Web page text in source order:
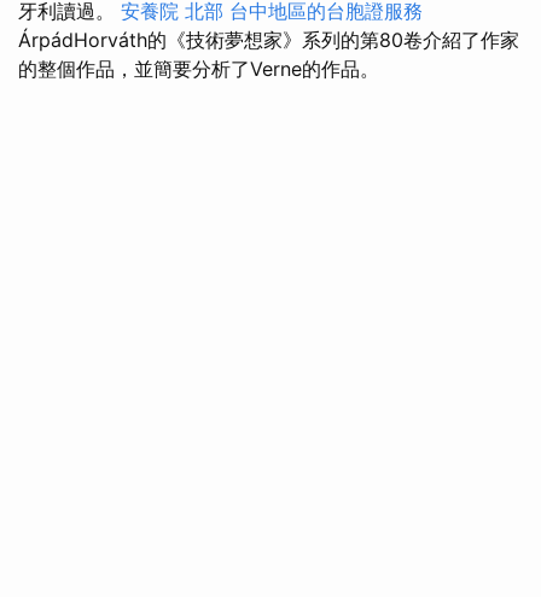
牙利讀過。 安養院 北部 台中地區的台胞證服務
ÁrpádHorváth的《技術夢想家》系列的第80卷介紹了作家
的整個作品，並簡要分析了Verne的作品。